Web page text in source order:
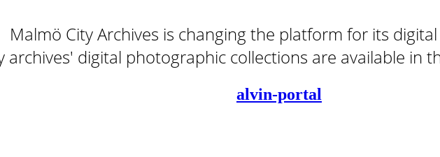
Malmö City Archives is changing the platform for its
archives' digital photographic collections are available in
alvin-portal